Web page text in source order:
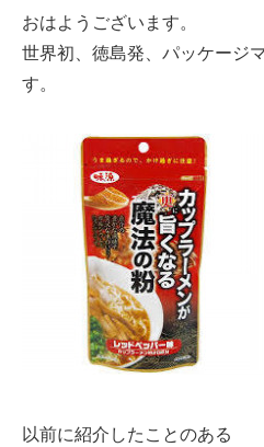
おはようございます。
世界初、徳島発、パッケージ
す。
以前に紹介したことのある